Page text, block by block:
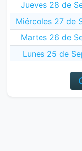
Jueves 28 de
Miércoles 27 de
Martes 26 de
Lunes 25 de